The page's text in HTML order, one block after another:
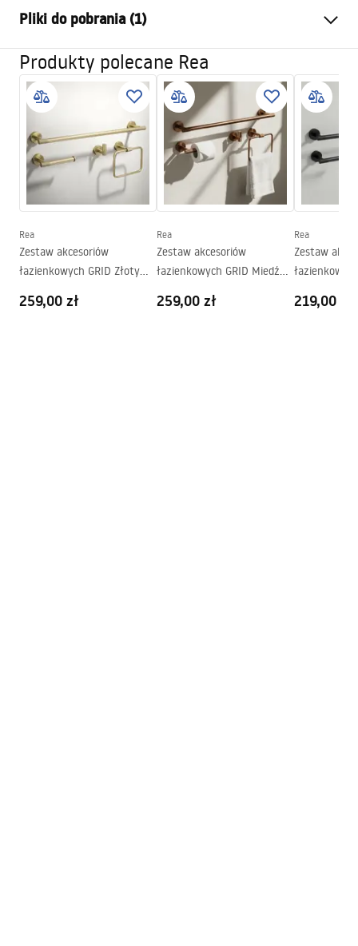
Materiał:
Sposób montażu:
Przykręcany
Seria:
Grid
Gwarancja
24 miesiące
Pliki do pobrania (1)
Warunki gwarancji
Warranty_Terms_and_Conditions_Accessories_-_24.pdf
Produkty polecane Rea
Rea
Zestaw akcesoriów
łazienkowych GRID Złoty
259,00 zł
Rea
Zestaw akcesoriów
łazienkowych GRID Miedź
259,00 zł
Rea
Zestaw
219,00 zł